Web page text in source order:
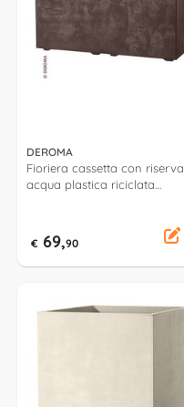
DEROMA
Fioriera cassetta con riserva
acqua plastica riciclata
9H93ZSZ216
€ 69,90